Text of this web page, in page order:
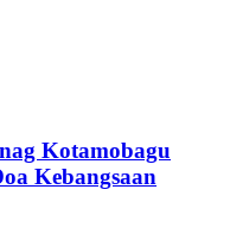
Kotamobagu
Kebangsaan